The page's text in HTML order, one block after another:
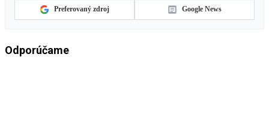
Preferovaný zdroj Google News
Odporúčame